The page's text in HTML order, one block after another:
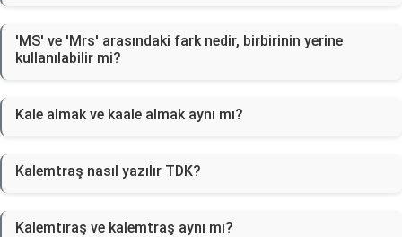
'MS' ve 'Mrs' arasındaki fark nedir, birbirinin yerine
kullanılabilir mi?
Kale almak ve kaale almak aynı mı?
Kalemtraş nasıl yazılır TDK?
Kalemtıraş ve kalemtraş aynı mı?